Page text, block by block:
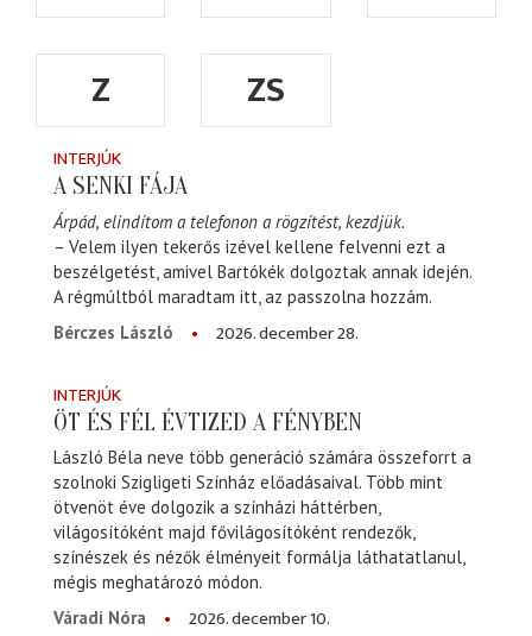
Z
ZS
INTERJÚK
A SENKI FÁJA
Árpád, elindítom a telefonon a rögzítést, kezdjük.
– Velem ilyen tekerős izével kellene felvenni ezt a
beszélgetést, amivel Bartókék dolgoztak annak idején.
A régmúltból maradtam itt, az passzolna hozzám.
Bérczes László
2026. december 28.
INTERJÚK
ÖT ÉS FÉL ÉVTIZED A FÉNYBEN
László Béla neve több generáció számára összeforrt a
szolnoki Szigligeti Színház előadásaival. Több mint
ötvenöt éve dolgozik a színházi háttérben,
világosítóként majd fővilágosítóként rendezők,
színészek és nézők élményeit formálja láthatatlanul,
mégis meghatározó módon.
Váradi Nóra
2026. december 10.